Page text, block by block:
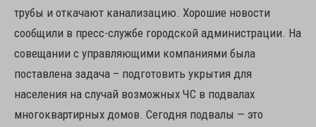
трубы и откачают канализацию. Хорошие новости
сообщили в пресс-службе городской администрации. На
совещании с управляющими компаниями была
поставлена задача – подготовить укрытия для
населения на случай возможных ЧС в подвалах
многоквартирных домов. Сегодня подвалы — это